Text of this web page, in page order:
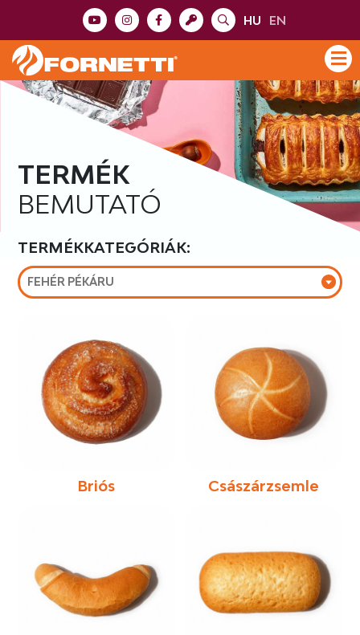
HU EN
TERMÉK
BEMUTATÓ
TERMÉKKATEGÓRIÁK:
FEHÉR PÉKÁRU
Briós Császárzsemle